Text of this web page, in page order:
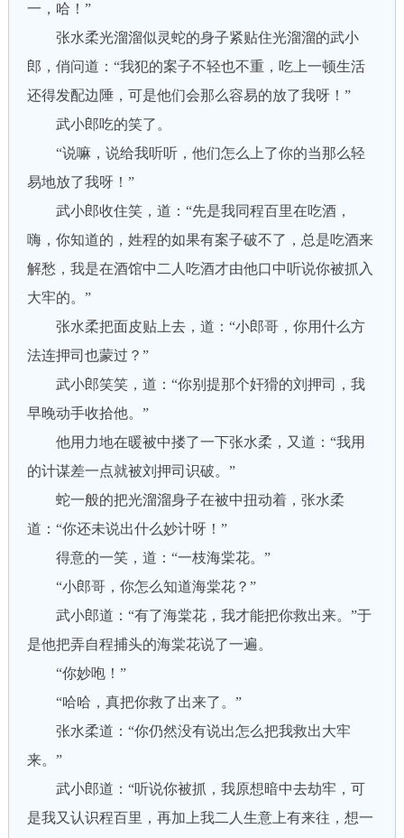
一，哈！”
张水柔光溜溜似灵蛇的身子紧贴住光溜溜的武小
郎，俏问道：“我犯的案子不轻也不重，吃上一顿生活
还得发配边陲，可是他们会那么容易的放了我呀！”
武小郎吃的笑了。
“说嘛，说给我听听，他们怎么上了你的当那么轻
易地放了我呀！”
武小郎收住笑，道：“先是我同程百里在吃酒，
嗨，你知道的，姓程的如果有案子破不了，总是吃酒来
解愁，我是在酒馆中二人吃酒才由他口中听说你被抓入
大牢的。”
张水柔把面皮贴上去，道：“小郎哥，你用什么方
法连押司也蒙过？”
武小郎笑笑，道：“你别提那个奸猾的刘押司，我
早晚动手收拾他。”
他用力地在暖被中搂了一下张水柔，又道：“我用
的计谋差一点就被刘押司识破。”
蛇一般的把光溜溜身子在被中扭动着，张水柔
道：“你还未说出什么妙计呀！”
得意的一笑，道：“一枝海棠花。”
“小郎哥，你怎么知道海棠花？”
武小郎道：“有了海棠花，我才能把你救出来。”于
是他把弄自程捕头的海棠花说了一遍。
“你妙咆！”
“哈哈，真把你救了出来了。”
张水柔道：“你仍然没有说出怎么把我救出大牢
来。”
武小郎道：“听说你被抓，我原想暗中去劫牢，可
是我又认识程百里，再加上我二人生意上有来往，想一